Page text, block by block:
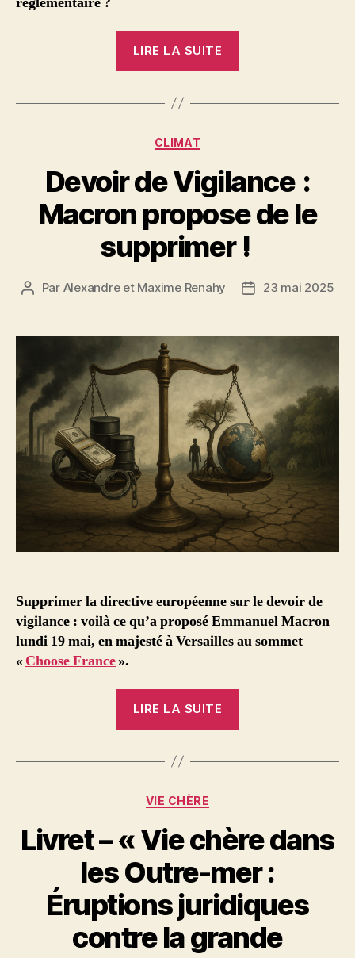
LIRE LA SUITE
en
le
fisc «
Catégories
CLIMAT
Devoir de Vigilance :
Macron propose de le
supprimer !
Auteur
Par Alexandre et Maxime Renahy
Date23 mai 2025
Supprimer la directive européenne sur le devoir de
vigilance : voilà ce qu’a proposé Emmanuel Macron
lundi 19 mai, en majesté à Versailles au sommet
«Choose France».
LIRE LA SUITE
Macron
supprimer
! «
Catégories
VIE CHÈRE
Livret – « Vie chère dans
les Outre-mer :
Éruptions juridiques
contre la grande